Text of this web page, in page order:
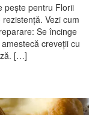
pește pentru Florii
Vezi cum
Se încinge
creveții cu
[…]